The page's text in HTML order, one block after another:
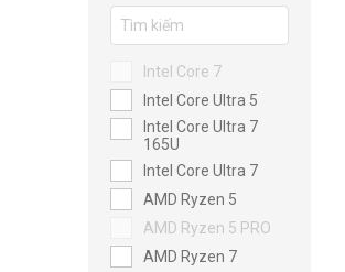
Intel Core 7
Intel Core Ultra 5
Intel Core Ultra 7
165U
Intel Core Ultra 7
AMD Ryzen 5
AMD Ryzen 5 PRO
AMD Ryzen 7